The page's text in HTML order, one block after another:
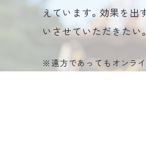
えています。効果を出
いさせていただきたい
※遠方であってもオンラ